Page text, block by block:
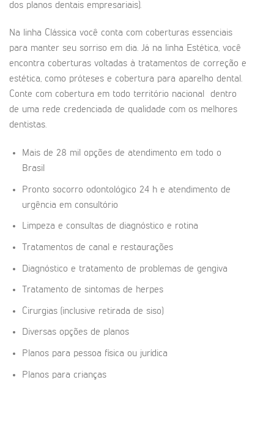
dos planos dentais empresariais).
Na linha Clássica você conta com coberturas essenciais
para manter seu sorriso em dia. Já na linha Estética, você
encontra coberturas voltadas à tratamentos de correção e
estética, como próteses e cobertura para aparelho dental.
Conte com cobertura em todo território nacional dentro
de uma rede credenciada de qualidade com os melhores
dentistas.
Mais de 28 mil opções de atendimento em todo o
Brasil
Pronto socorro odontológico 24 h e atendimento de
urgência em consultório
Limpeza e consultas de diagnóstico e rotina
Tratamentos de canal e restaurações
Diagnóstico e tratamento de problemas de gengiva
Tratamento de sintomas de herpes
Cirurgias (inclusive retirada de siso)
Diversas opções de planos
Planos para pessoa física ou jurídica
Planos para crianças